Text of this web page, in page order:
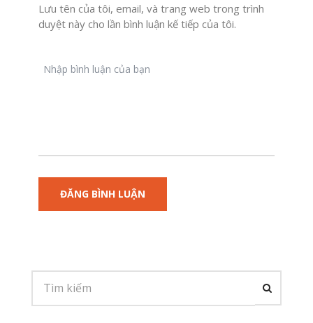
Lưu tên của tôi, email, và trang web trong trình
duyệt này cho lần bình luận kế tiếp của tôi.